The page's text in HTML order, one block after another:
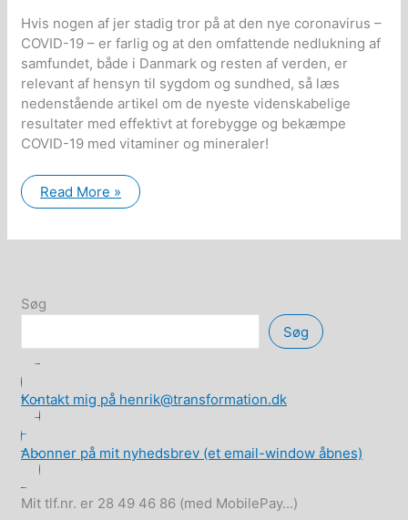
Hvis nogen af jer stadig tror på at den nye coronavirus –
COVID-19 – er farlig og at den omfattende nedlukning af
samfundet, både i Danmark og resten af verden, er
relevant af hensyn til sygdom og sundhed, så læs
nedenstående artikel om de nyeste videnskabelige
resultater med effektivt at forebygge og bekæmpe
COVID-19 med vitaminer og mineraler!
Vitaminer
og
afskaffe
Read More »
Søg
Søg
Kontakt mig på henrik@transformation.dk
Abonner på mit nyhedsbrev (et email-window åbnes)
Mit tlf.nr. er 28 49 46 86 (med MobilePay...)